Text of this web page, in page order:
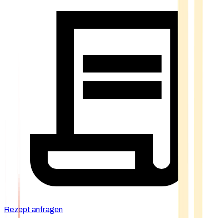
Rezept anfragen